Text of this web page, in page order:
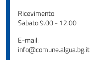
Ricevimento:
Sabato 9.00 - 12.00
E-mail:
info@comune.algua.bg.it